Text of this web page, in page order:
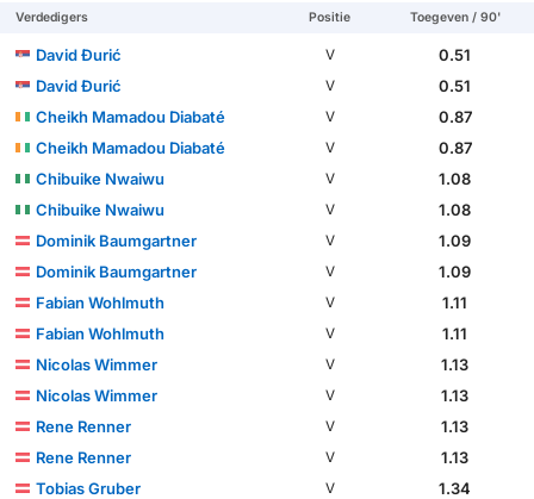
Verdedigers Positie Toegeven / 90'
David Đurić V
0.51
David Đurić
V
0.51
Cheikh Mamadou Diabaté
V
0.87
Cheikh Mamadou Diabaté
V
0.87
Chibuike Nwaiwu
V
1.08
Chibuike Nwaiwu
V
1.08
Dominik Baumgartner
V
1.09
Dominik Baumgartner
V
1.09
Fabian Wohlmuth
V
1.11
Fabian Wohlmuth
V
1.11
Nicolas Wimmer
V
1.13
Nicolas Wimmer
V
1.13
Rene Renner
V
1.13
Rene Renner
V
1.13
Tobias Gruber
V
1.34